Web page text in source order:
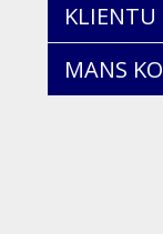
KLIENTU
MANS